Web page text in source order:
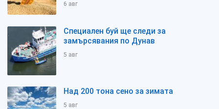
6 авг
Специален буй ще следи за
замърсявания по Дунав
5 авг
Над 200 тона сено за зимата
5 авг